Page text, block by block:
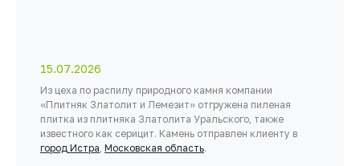
15.07.2026
Из цеха по распилу природного камня компании
«Плитняк Златолит и Лемезит» отгружена пиленая
плитка из плитняка Златолита Уральского, также
известного как серицит. Камень отправлен клиенту в
город Истра Московская область.